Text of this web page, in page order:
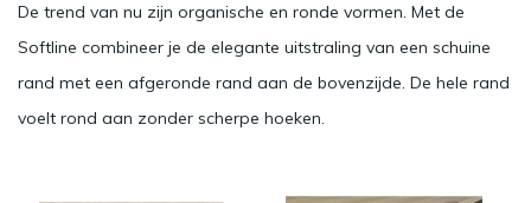
De trend van nu zijn organische en ronde vormen. Met de
Softline combineer je de elegante uitstraling van een schuine
rand met een afgeronde rand aan de bovenzijde. De hele rand
voelt rond aan zonder scherpe hoeken.